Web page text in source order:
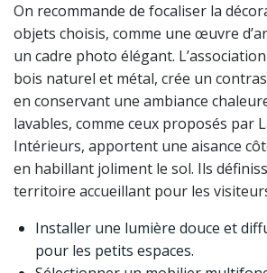
On recommande de focaliser la
objets choisis, comme une œuvre
un cadre photo élégant.
bois naturel et métal, crée un
en conservant une ambiance
lavables, comme ceux proposés par
Intérieurs, apportent une aisance
en habillant joliment le sol. Ils
territoire accueillant pour les
Installer une lumière douce et
pour les petits espaces.